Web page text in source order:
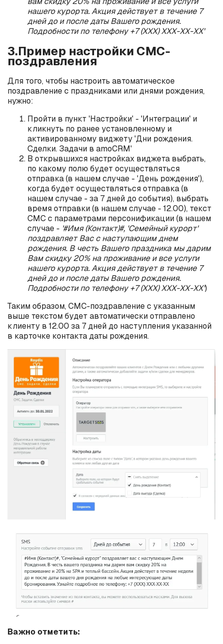
нашего курорта. Акция действует в течение 7
дней до и после даты Вашего рождения.
Подробности по телефону +7 (ХХХ) ХХХ-ХХ-ХХ'
3.Пример настройки СМС-
поздравления
Для того, чтобы настроить автоматическое
поздравление с праздниками или днями рождения,
нужно:
Пройти в пункт 'Настройки' - 'Интеграции' и
кликнуть по ранее установленному и
активированному виджету 'Дни рождения.
Сделки. Задачи в amoCRM'
В открывшихся настройках виджета выбрать,
по какому полю будет осуществляться
отправка (в нашем случае - 'День рождения'),
когда будет осуществляться отправка (в
нашем случае - за 7 дней до события), выбрать
время отправки (в нашем случае - 12.00), текст
СМС с параметрами персонификации (в нашем
случае - '#Имя (Контакт)#, 'Семейный курорт'
поздравляет Вас с наступающим днем
рождения. В честь Вашего праздника мы дарим
Вам скидку 20% на проживание и все услуги
нашего курорта. Акция действует в течение 7
дней до и после даты Вашего рождения.
Подробности по телефону +7 (ХХХ) ХХХ-ХХ-ХХ')
Таким образом, СМС-поздравление с указанным
выше текстом будет автоматически отправлено
клиенту в 12.00 за 7 дней до наступления указанной
в карточке контакта даты рождения.
Важно отметить: